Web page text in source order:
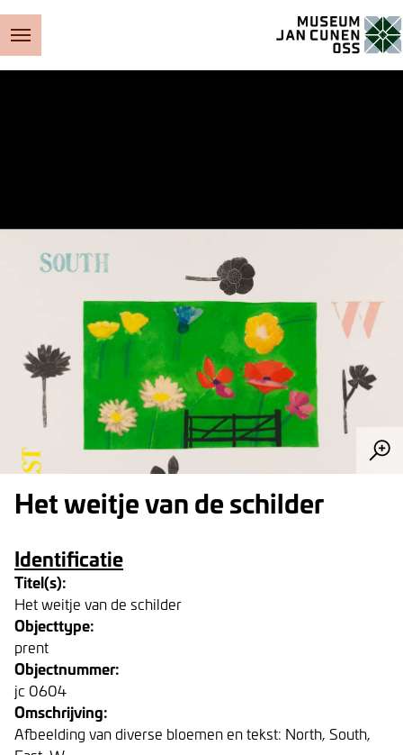
Het weitje van de schilder
Identificatie
Titel(s):
Het weitje van de schilder
Objecttype:
prent
Objectnummer:
jc 0604
Omschrijving:
Afbeelding van diverse bloemen en tekst: North, South,